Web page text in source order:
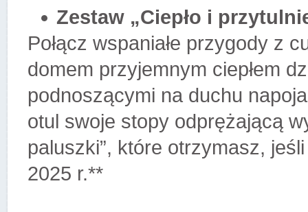
Zestaw „Ciepło i
Połącz wspaniałe przygody z
domem przyjemnym ciepłem
podnoszącymi na duchu
otul swoje stopy odprężającą
paluszki”, które otrzymasz,
2025 r.**